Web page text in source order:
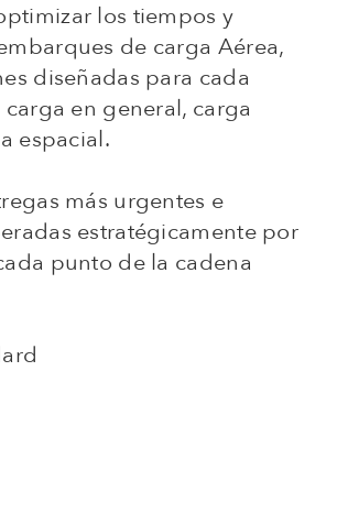
los tiempos y
de carga Aérea,
diseñadas para cada
en general, carga
espacial.
más urgentes e
estratégicamente por
punto de la cadena